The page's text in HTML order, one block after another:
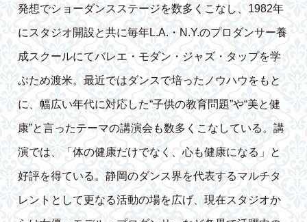
発想でショーダンスステージを数多くこなし、1982年
にスタジオ開設と共に毎年L.A.・N.Y.のプロダンサー養
成スクールにてバレエ・モダン・ジャズ・タップを学
ぶため渡米。最近ではダンスで培ったノウハウをもと
に、幅広い年代に対応した“子供の教育問題”や“美と健
康”と言ったテーマの講演会も数多くこなしている。講
演では、「体の健康だけでなく、心も健康になる」と
好評を得ている。静岡のダンス界を代表するマルチタ
レントとして更なる活動の場を広げ、現在スタジオか